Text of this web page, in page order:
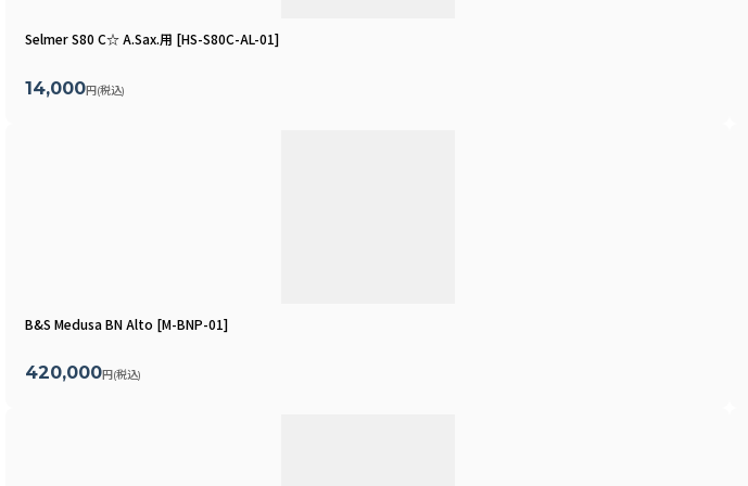
Selmer S80 C☆ A.Sax.用 [HS-S80C-AL-01]
14,000円(税込)
B&S Medusa BN Alto [M-BNP-01]
420,000円 (税込)